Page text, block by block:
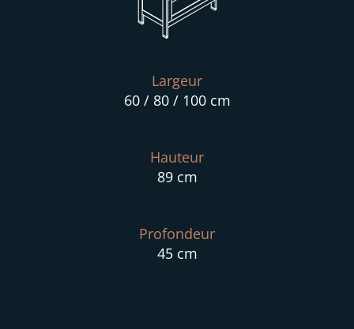
Largeur
60 / 80 / 100 cm
Hauteur
89 cm
Profondeur
45 cm